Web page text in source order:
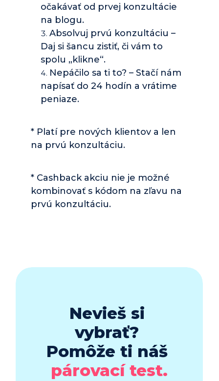
očakávať od prvej konzultácie
na blogu.
Daj si šancu zistiť, či vám to
spolu „klikne“.
Nepáčilo sa ti to? – Stačí nám
napísať do 24 hodín a vrátime
peniaze.
* Platí pre nových klientov a len
na prvú konzultáciu.
* Cashback akciu nie je možné
kombinovať s kódom na zľavu na
prvú konzultáciu.
Nevieš si
vybrať?
Pomôže ti náš
párovací test.